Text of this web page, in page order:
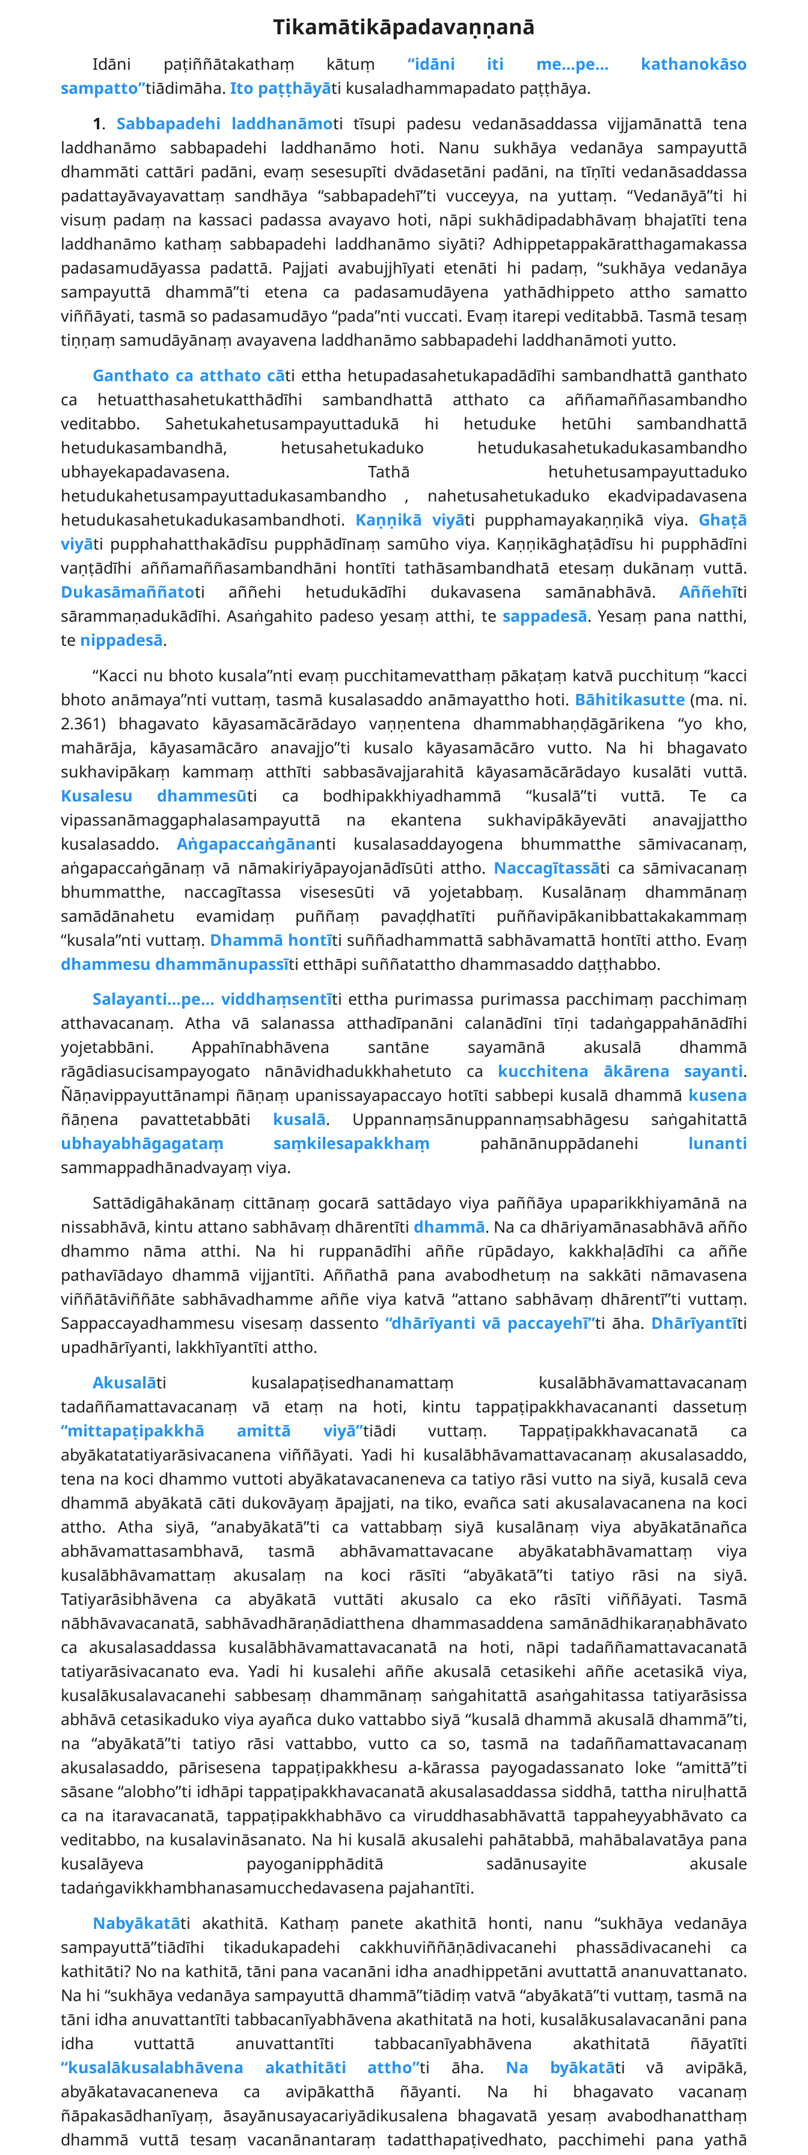
Tikamātikāpadavaṇṇanā
Idāni paṭiññātakathaṃ kātuṃ ‘‘idāni iti me…pe… kathanokāso
sampatto’’tiādimāha. Ito paṭṭhāyāti kusaladhammapadato paṭṭhāya.
1. Sabbapadehi laddhanāmoti tīsupi padesu vedanāsaddassa vijjamānattā tena
laddhanāmo sabbapadehi laddhanāmo hoti. Nanu sukhāya vedanāya sampayuttā
dhammāti cattāri padāni, evaṃ sesesupīti dvādasetāni padāni, na tīṇīti vedanāsaddassa
padattayāvayavattaṃ sandhāya ‘‘sabbapadehī’’ti vucceyya, na yuttaṃ. ‘‘Vedanāyā’’ti hi
visuṃ padaṃ na kassaci padassa avayavo hoti, nāpi sukhādipadabhāvaṃ bhajatīti tena
laddhanāmo kathaṃ sabbapadehi laddhanāmo siyāti? Adhippetappakāratthagamakassa
padasamudāyassa padattā. Pajjati avabujjhīyati etenāti hi padaṃ, ‘‘sukhāya vedanāya
sampayuttā dhammā’’ti etena ca padasamudāyena yathādhippeto attho samatto
viññāyati, tasmā so padasamudāyo ‘‘pada’’nti vuccati. Evaṃ itarepi veditabbā. Tasmā tesaṃ
tiṇṇaṃ samudāyānaṃ avayavena laddhanāmo sabbapadehi laddhanāmoti yutto.
Ganthato ca atthato cāti ettha hetupadasahetukapadādīhi sambandhattā ganthato
ca hetuatthasahetukatthādīhi sambandhattā atthato ca aññamaññasambandho
veditabbo. Sahetukahetusampayuttadukā hi hetuduke hetūhi sambandhattā
hetudukasambandhā, hetusahetukaduko hetudukasahetukadukasambandho
ubhayekapadavasena. Tathā hetuhetusampayuttaduko
hetudukahetusampayuttadukasambandho , nahetusahetukaduko ekadvipadavasena
hetudukasahetukadukasambandhoti. Kaṇṇikā viyāti pupphamayakaṇṇikā viya. Ghaṭā
viyāti pupphahatthakādīsu pupphādīnaṃ samūho viya. Kaṇṇikāghaṭādīsu hi pupphādīni
vaṇṭādīhi aññamaññasambandhāni hontīti tathāsambandhatā etesaṃ dukānaṃ vuttā.
Dukasāmaññatoti aññehi hetudukādīhi dukavasena samānabhāvā.Aññehīti
sārammaṇadukādīhi. Asaṅgahito padeso yesaṃ atthi, te sappadesā. Yesaṃ pana natthi,
te nippadesā.
‘‘Kacci nu bhoto kusala’’nti evaṃ pucchitamevatthaṃ pākaṭaṃ katvā pucchituṃ ‘‘kacci
bhoto anāmaya’’nti vuttaṃ, tasmā kusalasaddo anāmayattho hoti. Bāhitikasutte (ma. ni.
2.361) bhagavato kāyasamācārādayo vaṇṇentena dhammabhaṇḍāgārikena ‘‘yo kho,
mahārāja, kāyasamācāro anavajjo’’ti kusalo kāyasamācāro vutto. Na hi bhagavato
sukhavipākaṃ kammaṃ atthīti sabbasāvajjarahitā kāyasamācārādayo kusalāti vuttā.
Kusalesu dhammesūti ca bodhipakkhiyadhammā ‘‘kusalā’’ti vuttā. Te ca
vipassanāmaggaphalasampayuttā na ekantena sukhavipākāyevāti anavajjattho
kusalasaddo. Aṅgapaccaṅgānanti kusalasaddayogena bhummatthe sāmivacanaṃ,
aṅgapaccaṅgānaṃ vā nāmakiriyāpayojanādīsūti attho. Naccagītassāti ca sāmivacanaṃ
bhummatthe, naccagītassa visesesūti vā yojetabbaṃ. Kusalānaṃ dhammānaṃ
samādānahetu evamidaṃ puññaṃ pavaḍḍhatīti puññavipākanibbattakakammaṃ
‘‘kusala’’nti vuttaṃ. Dhammā hontīti suññadhammattā sabhāvamattā hontīti attho. Evaṃ
dhammesu dhammānupassīti etthāpi suññatattho dhammasaddo daṭṭhabbo.
Salayanti…pe… viddhaṃsentīti ettha purimassa purimassa pacchimaṃ pacchimaṃ
atthavacanaṃ. Atha vā salanassa atthadīpanāni calanādīni tīṇi tadaṅgappahānādīhi
yojetabbāni. Appahīnabhāvena santāne sayamānā akusalā dhammā
rāgādiasucisampayogato nānāvidhadukkhahetuto ca kucchitena ākārena sayanti.
Ñāṇavippayuttānampi ñāṇaṃ upanissayapaccayo hotīti sabbepi kusalā dhammā kusena
ñāṇena pavattetabbāti kusalā. Uppannaṃsānuppannaṃsabhāgesu saṅgahitattā
ubhayabhāgagataṃ saṃkilesapakkhaṃ pahānānuppādanehi lunanti
sammappadhānadvayaṃ viya.
Sattādigāhakānaṃ cittānaṃ gocarā sattādayo viya paññāya upaparikkhiyamānā na
nissabhāvā, kintu attano sabhāvaṃ dhārentīti dhammā. Na ca dhāriyamānasabhāvā añño
dhammo nāma atthi. Na hi ruppanādīhi aññe rūpādayo, kakkhaḷādīhi ca aññe
pathavīādayo dhammā vijjantīti. Aññathā pana avabodhetuṃ na sakkāti nāmavasena
viññātāviññāte sabhāvadhamme aññe viya katvā ‘‘attano sabhāvaṃ dhārentī’’tivuttaṃ.
Sappaccayadhammesu visesaṃ dassento ‘‘dhārīyanti vā paccayehī’’ti āha. Dhārīyantīti
upadhārīyanti, lakkhīyantīti attho.
Akusalāti kusalapaṭisedhanamattaṃ kusalābhāvamattavacanaṃ
tadaññamattavacanaṃ vā etaṃ na hoti, kintu tappaṭipakkhavacananti dassetuṃ
‘‘mittapaṭipakkhā amittā viyā’’tiādi vuttaṃ. Tappaṭipakkhavacanatā ca
abyākatatatiyarāsivacanena viññāyati. Yadi hi kusalābhāvamattavacanaṃ akusalasaddo,
tena na koci dhammo vuttoti abyākatavacaneneva ca tatiyo rāsi vutto na siyā, kusalā ceva
dhammā abyākatā cāti dukovāyaṃ āpajjati, na tiko, evañca sati akusalavacanena na koci
attho. Atha siyā, ‘‘anabyākatā’’ti ca vattabbaṃ siyā kusalānaṃ viya abyākatānañca
abhāvamattasambhavā, tasmā abhāvamattavacane abyākatabhāvamattaṃ viya
kusalābhāvamattaṃ akusalaṃ na koci rāsīti ‘‘abyākatā’’ti tatiyo rāsi na siyā.
Tatiyarāsibhāvena ca abyākatā vuttāti akusalo ca eko rāsīti viññāyati. Tasmā
nābhāvavacanatā, sabhāvadhāraṇādiatthena dhammasaddena samānādhikaraṇabhāvato
ca akusalasaddassa kusalābhāvamattavacanatā na hoti, nāpi tadaññamattavacanatā
tatiyarāsivacanato eva. Yadi hi kusalehi aññe akusalā cetasikehi aññe acetasikā viya,
kusalākusalavacanehi sabbesaṃ dhammānaṃ saṅgahitattā asaṅgahitassa tatiyarāsissa
abhāvā cetasikaduko viya ayañca duko vattabbo siyā ‘‘kusalā dhammā akusalā dhammā’’ti,
na ‘‘abyākatā’’ti tatiyo rāsi vattabbo, vutto ca so, tasmā na tadaññamattavacanaṃ
akusalasaddo, pārisesena tappaṭipakkhesu a-kārassa payogadassanato loke ‘‘amittā’’ti
sāsane ‘‘alobho’’ti idhāpi tappaṭipakkhavacanatā akusalasaddassa siddhā, tattha niruḷhattā
ca na itaravacanatā, tappaṭipakkhabhāvo ca viruddhasabhāvattā tappaheyyabhāvato ca
veditabbo, na kusalavināsanato. Na hi kusalā akusalehi pahātabbā, mahābalavatāya pana
kusalāyeva payoganipphāditā sadānusayite akusale
tadaṅgavikkhambhanasamucchedavasena pajahantīti.
Nabyākatāti akathitā. Kathaṃ panete akathitā honti, nanu ‘‘sukhāya vedanāya
sampayuttā’’tiādīhi tikadukapadehi cakkhuviññāṇādivacanehi phassādivacanehi ca
kathitāti? No na kathitā, tāni pana vacanāni idha anadhippetāni avuttattā ananuvattanato.
Na hi ‘‘sukhāya vedanāya sampayuttā dhammā’’tiādiṃ vatvā ‘‘abyākatā’’ti vuttaṃ, tasmā na
tāni idha anuvattantīti tabbacanīyabhāvena akathitatā na hoti, kusalākusalavacanāni pana
idha vuttattā anuvattantīti tabbacanīyabhāvena akathitatā ñāyatīti
‘‘kusalākusalabhāvena akathitāti attho’’ti āha. Na byākatāti vā avipākā,
abyākatavacaneneva ca avipākatthā ñāyanti. Na hi bhagavato vacanaṃ
ñāpakasādhanīyaṃ, āsayānusayacariyādikusalena bhagavatā yesaṃ avabodhanatthaṃ
dhammā vuttā tesaṃ vacanānantaraṃ tadatthapaṭivedhato, pacchimehi pana yathā